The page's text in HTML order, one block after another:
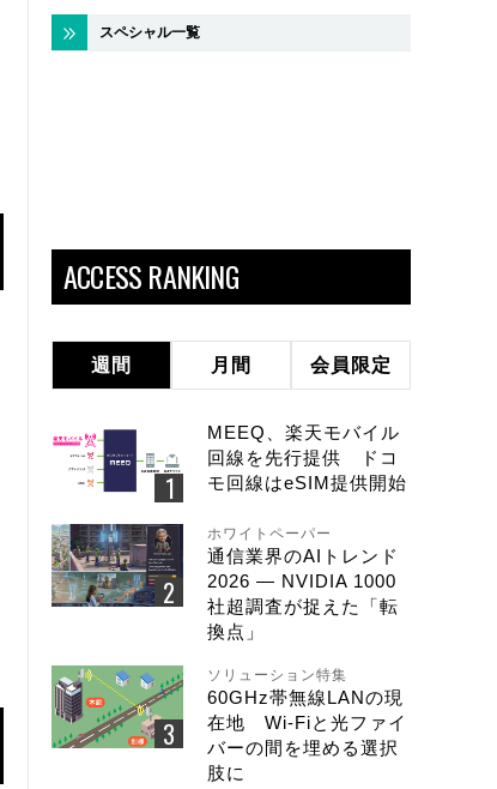
スペシャル一覧
ACCESS RANKING
週間 月間 会員限定
MEEQ、楽天モバイル
回線を先行提供 ドコ
モ回線はeSIM提供開始
ホワイトペーパー
通信業界のAIトレンド
2026 ― NVIDIA 1000
社超調査が捉えた「転
換点」
ソリューション特集
60GHz帯無線LANの現
在地 Wi-Fiと光ファイ
バーの間を埋める選択
肢に